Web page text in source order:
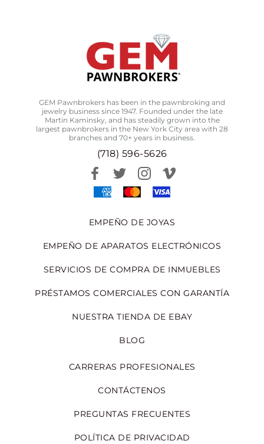
GEM Pawnbrokers has been in the pawnbroking and
jewelry business since 1947. Founded under the late
Martin Kaminsky, and has steadily grown into the
largest pawnbrokers in the New York City area with 28
branches and 70+ years in business.
(718) 596-5626
EMPEÑO DE JOYAS
EMPEÑO DE APARATOS ELECTRÓNICOS
SERVICIOS DE COMPRA DE INMUEBLES
PRÉSTAMOS COMERCIALES CON GARANTÍA
NUESTRA TIENDA DE EBAY
BLOG
CARRERAS PROFESIONALES
CONTÁCTENOS
PREGUNTAS FRECUENTES
POLÍTICA DE PRIVACIDAD